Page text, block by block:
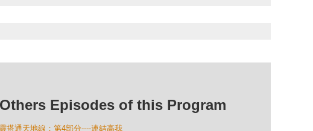
Episodes of this Program
搭通天地線：第4部分----連結高我